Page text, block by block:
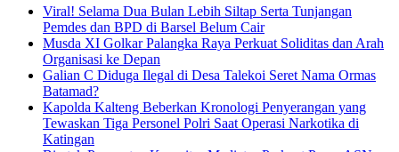
Viral! Selama Dua Bulan Lebih Siltap Serta Tunjangan
Pemdes dan BPD di Barsel Belum Cair
Musda XI Golkar Palangka Raya Perkuat Soliditas dan Arah
Organisasi ke Depan
Galian C Diduga Ilegal di Desa Talekoi Seret Nama Ormas
Batamad?
Kapolda Kalteng Beberkan Kronologi Penyerangan yang
Tewaskan Tiga Personel Polri Saat Operasi Narkotika di
Katingan